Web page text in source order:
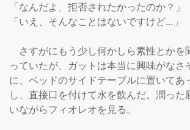
「なんだよ、拒否されたかったのか？」
「いえ、そんなことはないですけど…」
さすがにもう少し何かしら素性とかを
っていたが、ガットは本当に興味がなさ
に、ベッドのサイドテーブルに置いてあ
し、直接口を付けて水を飲んだ。潤った
いながらフィオレオを見る。